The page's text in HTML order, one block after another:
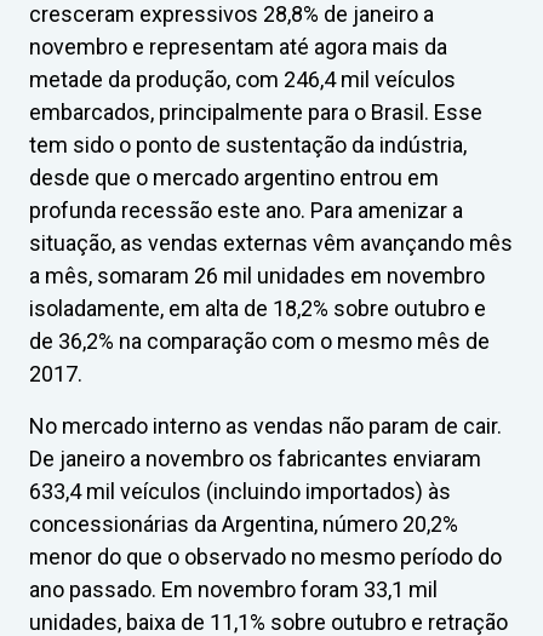
cresceram expressivos 28,8% de janeiro a
novembro e representam até agora mais da
metade da produção, com 246,4 mil veículos
embarcados, principalmente para o Brasil. Esse
tem sido o ponto de sustentação da indústria,
desde que o mercado argentino entrou em
profunda recessão este ano. Para amenizar a
situação, as vendas externas vêm avançando mês
a mês, somaram 26 mil unidades em novembro
isoladamente, em alta de 18,2% sobre outubro e
de 36,2% na comparação com o mesmo mês de
2017.
No mercado interno as vendas não param de cair.
De janeiro a novembro os fabricantes enviaram
633,4 mil veículos (incluindo importados) às
concessionárias da Argentina, número 20,2%
menor do que o observado no mesmo período do
ano passado. Em novembro foram 33,1 mil
unidades, baixa de 11,1% sobre outubro e retração